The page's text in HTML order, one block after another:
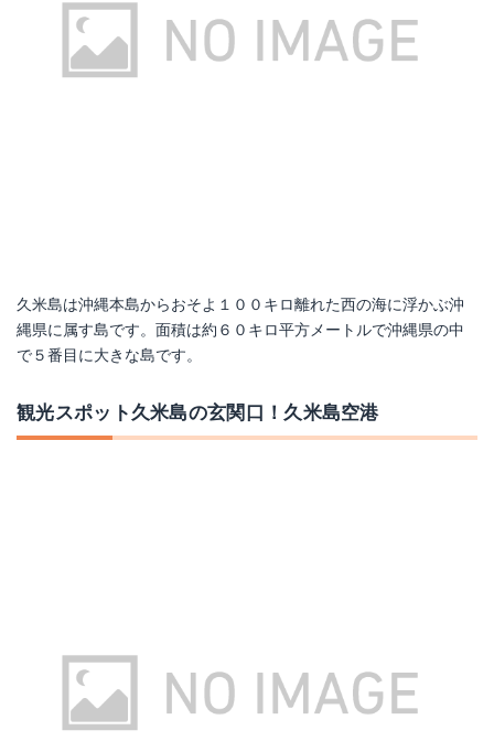
久米島は沖縄本島からおそよ１００キロ離れた西の海に浮かぶ沖
縄県に属す島です。面積は約６０キロ平方メートルで沖縄県の中
で５番目に大きな島です。
観光スポット久米島の玄関口！久米島空港